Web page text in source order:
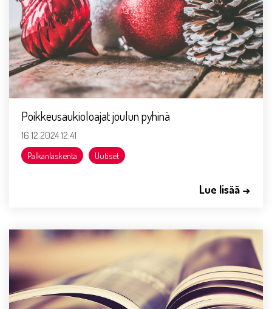
Poikkeusaukioloajat joulun pyhinä
16.12.2024 12:41
Palkanlaskenta Uutiset
Lue lisää →